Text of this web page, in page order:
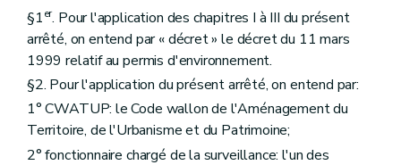
Art. 166
Art. 167
Art. 168
Art. 169
Art. 170
Art. 171
Art. 172
Art. 173
Art. 174
§1er. Pour l'application des chapitres I à III du présent
arrêté, on entend par « décret » le décret du 11 mars
1999 relatif au permis d'environnement.
§2. Pour l'application du présent arrêté, on entend par:
1° CWATUP: le Code wallon de l'Aménagement du
Territoire, de l'Urbanisme et du Patrimoine;
2° fonctionnaire chargé de la surveillance: l'un des